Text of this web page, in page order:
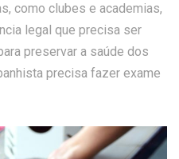
como clubes e academias,
legal que precisa ser
preservar a saúde dos
precisa fazer exame